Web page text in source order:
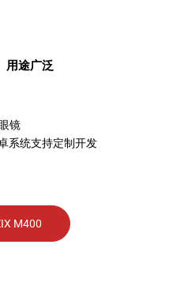
用途广泛
镜
系统支持定制开发
M400